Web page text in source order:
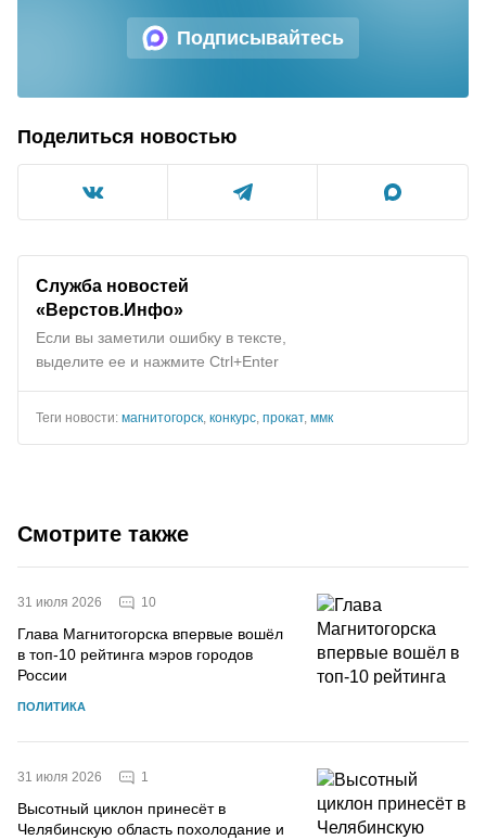
Подписывайтесь
Поделиться новостью
Служба новостей
«Верстов.Инфо»
Если вы заметили ошибку в тексте,
выделите ее и нажмите Ctrl+Enter
Теги новости: магнитогорск, конкурс, прокат, ммк
Смотрите также
31 июля 2026 10
Глава Магнитогорска впервые вошёл
в топ-10 рейтинга мэров городов
России
ПОЛИТИКА
31 июля 2026 1
Высотный циклон принесёт в
Челябинскую область похолодание и